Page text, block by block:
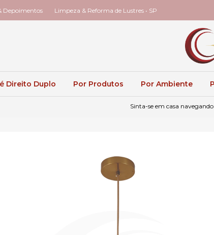
Depoimentos Limpeza & Reforma de Lustres • SP
Direito Duplo Por Produtos Por Ambiente
Sinta-se em casa